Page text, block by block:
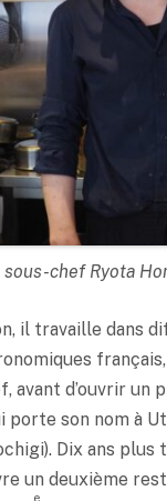
sous-chef Ryota
il travaille dans
avant d’ouvrir un
porte son nom à
Dix ans plus
un deuxième
e